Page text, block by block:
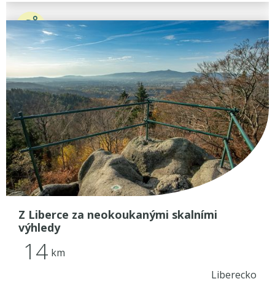
Z Liberce za neokoukanými skalními
výhledy
14 km
Liberecko